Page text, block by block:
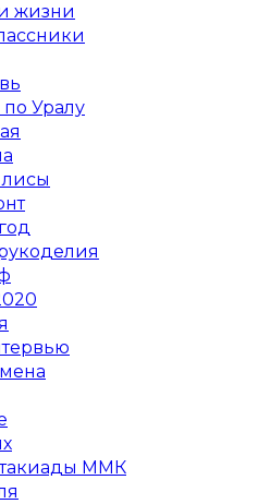
жизни
Уралу
ММК